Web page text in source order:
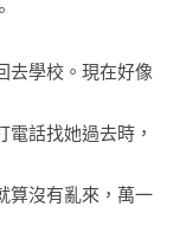
是胸中的尊嚴。
許多諸如智慧型
似乎其實沒有成
的東西現在也是
向、不知所措，
去學校。現在好像
話找她過去時，
算沒有亂來，萬一